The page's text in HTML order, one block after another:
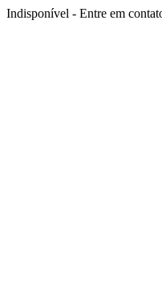
Indisponível - Entre em